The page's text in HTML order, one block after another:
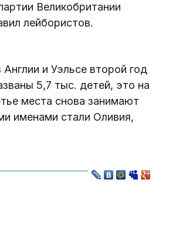
Великобритании
лейбористов.
и Уэльсе второй год
5,7 тыс. детей, это на
места снова занимают
именами стали Оливия,